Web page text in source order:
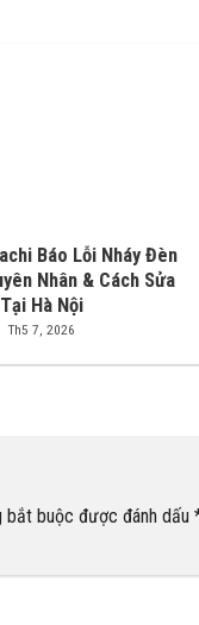
Báo Lỗi Nháy Đèn
Nhân & Cách Sửa
Tại Hà Nội
Th5 7, 2026
bắt buộc được đánh dấu